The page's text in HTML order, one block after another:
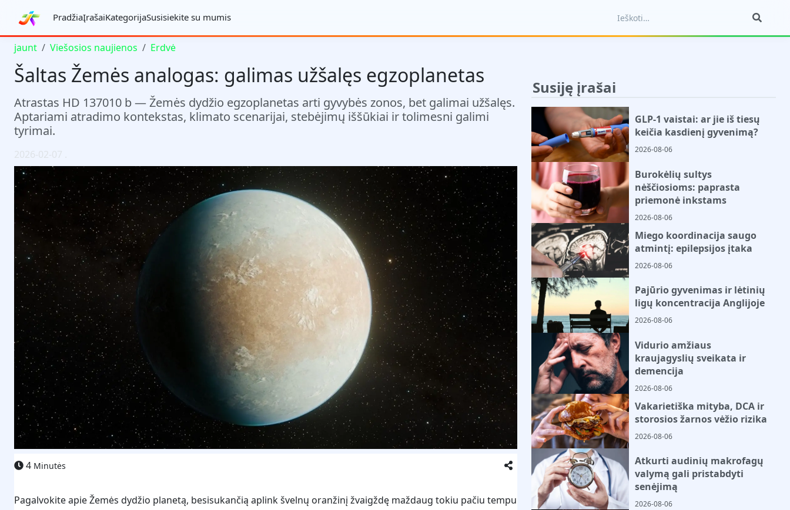
PradžiaĮrašaiKategorijaSusisiekite su mumis
jaunt Viešosios naujienos Erdvė
Šaltas Žemės analogas: galimas užšalęs egzoplanetas
Atrastas HD 137010 b — Žemės dydžio egzoplanetas arti gyvybės zonos, bet galimai užšalęs.
Aptariami atradimo kontekstas, klimato scenarijai, stebėjimų iššūkiai ir tolimesni galimi
tyrimai.
2026-02-07 .
4 Minutės
Pagalvokite apie Žemės dydžio planetą, besisukančią aplink švelnų oranžinį žvaigždę maždaug tokiu pačiu tempu
Susiję įrašai
GLP-1 vaistai: ar jie iš tiesų
keičia kasdienį gyvenimą?
2026-08-06
Burokėlių sultys
nėščiosioms: paprasta
priemonė inkstams
2026-08-06
Miego koordinacija saugo
atmintį: epilepsijos įtaka
2026-08-06
Pajūrio gyvenimas ir lėtinių
ligų koncentracija Anglijoje
2026-08-06
Vidurio amžiaus
kraujagyslių sveikata ir
demencija
2026-08-06
Vakarietiška mityba, DCA ir
storosios žarnos vėžio rizika
2026-08-06
Atkurti audinių makrofagų
valymą gali pristabdyti
senėjimą
2026-08-06